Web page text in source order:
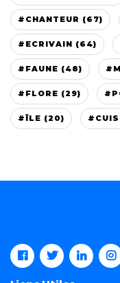
#CHANTEUR (67)
#ECRIVAIN (64)
#FAUNE (48)
#FLORE (29)
#ÏLE (20)